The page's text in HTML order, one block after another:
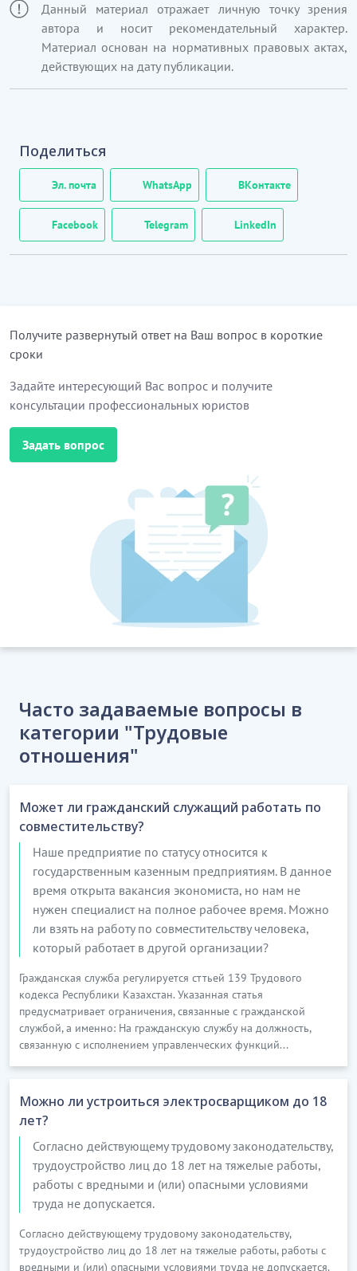
Данный материал отражает личную точку зрения
автора и носит рекомендательный характер.
Материал основан на нормативных правовых актах,
действующих на дату публикации.
Поделиться
Эл. почта WhatsApp ВКонтакте
Facebook Telegram LinkedIn
Получите развернутый ответ на Ваш вопрос в короткие
сроки
Задайте интересующий Вас вопрос и получите
консультации профессиональных юристов
Задать вопрос
Часто задаваемые вопросы в
категории "Трудовые
отношения"
Может ли гражданский служащий работать по
совместительству?
Наше предприятие по статусу относится к
государственным казенным предприятиям. В данное
время открыта вакансия экономиста, но нам не
нужен специалист на полное рабочее время. Можно
ли взять на работу по совместительству человека,
который работает в другой организации?
Гражданская служба регулируется сттьей 139 Трудового
кодекса Республики Казахстан. Указанная статья
предусматривает ограничения, связанные с гражданской
службой, а именно: На гражданскую службу на должность,
связанную с исполнением управленческих функций...
Можно ли устроиться электросварщиком до 18
лет?
Согласно действующему трудовому законодательству,
трудоустройство лиц до 18 лет на тяжелые работы,
работы с вредными и (или) опасными условиями
труда не допускается.
Согласно действующему трудовому законодательству,
трудоустройство лиц до 18 лет на тяжелые работы, работы с
вредными и (или) опасными условиями труда не допускается.